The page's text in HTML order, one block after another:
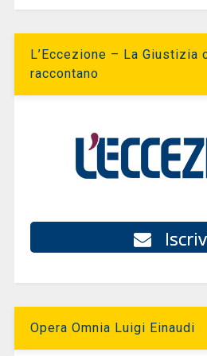
L’Eccezione – La Giustizia
raccontano
Opera Omnia Luigi Einaudi